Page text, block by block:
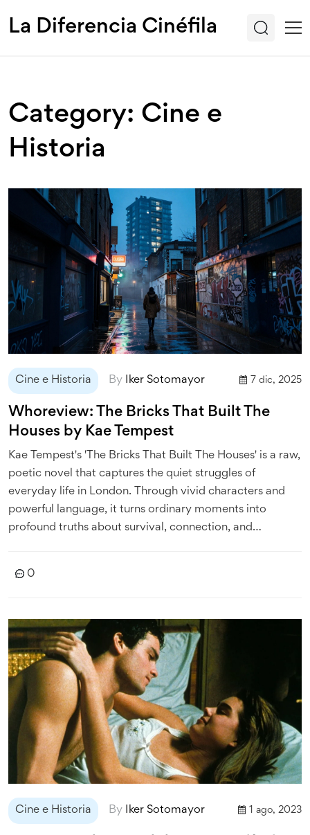
La Diferencia Cinéfila
Category: Cine e
Historia
Cine e Historia By Iker Sotomayor 7 dic, 2025
Whoreview: The Bricks That Built The
Houses by Kae Tempest
Kae Tempest's 'The Bricks That Built The Houses' is a raw,
poetic novel that captures the quiet struggles of
everyday life in London. Through vivid characters and
powerful language, it turns ordinary moments into
profound truths about survival, connection, and
0
Cine e Historia By Iker Sotomayor 1 ago, 2023